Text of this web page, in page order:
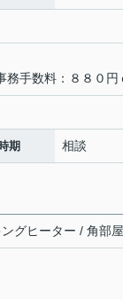
手数料：８８０円
期 相談
グヒーター / 角部屋